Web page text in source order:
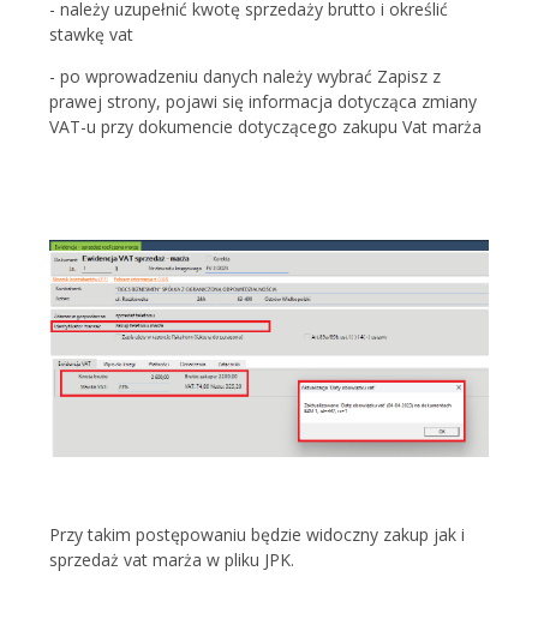
- należy uzupełnić kwotę sprzedaży brutto i określić
stawkę vat
- po wprowadzeniu danych należy wybrać Zapisz z
prawej strony, pojawi się informacja dotycząca zmiany
VAT-u przy dokumencie dotyczącego zakupu Vat marża
Przy takim postępowaniu będzie widoczny zakup jak i
sprzedaż vat marża w pliku JPK.